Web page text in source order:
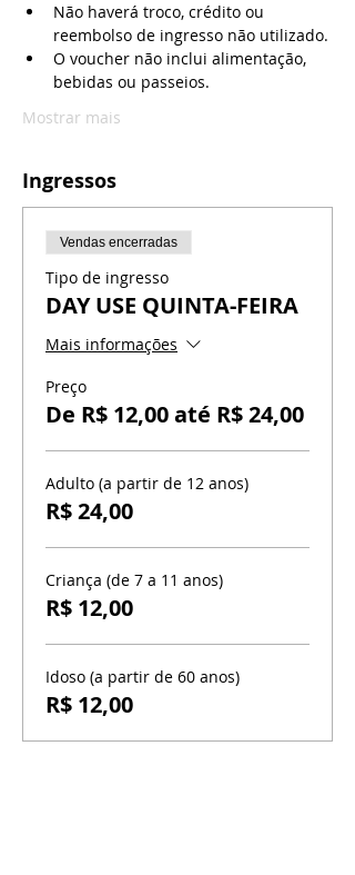
Não haverá troco, crédito ou
reembolso de ingresso não utilizado.
O voucher não inclui alimentação,
bebidas ou passeios.
Mostrar mais
Ingressos
Vendas encerradas
Tipo de ingresso
DAY USE QUINTA-FEIRA
Mais informações
Preço
De R$ 12,00 até R$ 24,00
Adulto (a partir de 12 anos)
R$ 24,00
Criança (de 7 a 11 anos)
R$ 12,00
Idoso (a partir de 60 anos)
R$ 12,00